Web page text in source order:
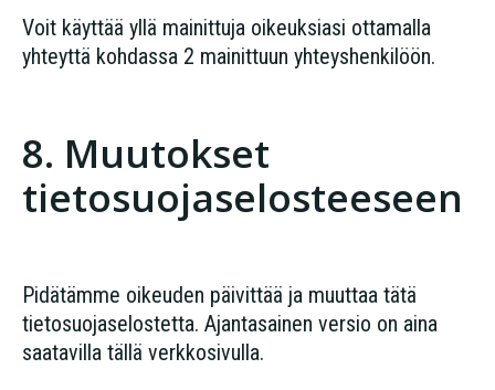
Voit käyttää yllä mainittuja oikeuksiasi ottamalla
yhteyttä kohdassa 2 mainittuun yhteyshenkilöön.
8. Muutokset
tietosuojaselosteeseen
Pidätämme oikeuden päivittää ja muuttaa tätä
tietosuojaselostetta. Ajantasainen versio on aina
saatavilla tällä verkkosivulla.